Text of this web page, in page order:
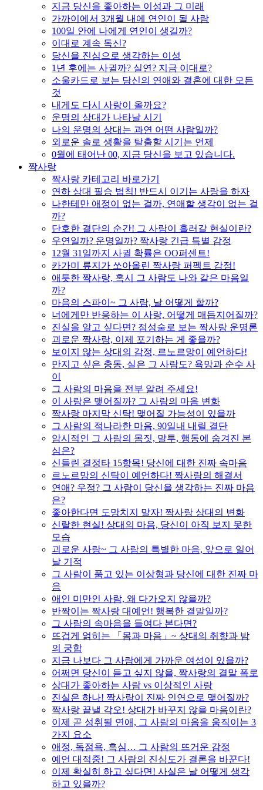
지금 당신을 좋아하는 이성과 그 미래
가까이에서 3개월 내에 연인이 될 사람
100일 안에 나에게 연인이 생길까?
이대로 계속 독신?
당신을 진심으로 생각하는 이성
1년 후에는 사귈까? 실연? 지금 이대로?
소울카드로 보는 당신의 연애와 결혼에 대한 모든
것
내게도 다시 사랑이 올까요?
운명의 상대가 나타날 시기
나의 운명의 상대는 과연 어떤 사람일까?
외로운 솔로 생활을 탈출할 시기는 언제
0월에 태어난 00, 지금 당신을 보고 있습니다.
짝사랑
짝사랑 카테고리 바로가기
연하 상대 필승 법칙! 반드시 이기는 사랑을 하자
나한테만 애정이 없는 걸까, 연애할 생각이 없는 걸
까?
단호한 결단의 순간! 그 사람이 흘러갈 현실이란?
우연일까? 운명일까? 짝사랑 긴급 특별 감정
12월 31일까지 사귈 확률은 OO퍼센트!
카가미 류지가 쏘아올린 짝사랑 퍼펙트 감정!
애틋한 짝사랑, 혹시 그 사람도 나와 같은 마음일
까?
마음의 스파이~ 그 사람, 날 어떻게 할까?
너에게만 반응하는 이 사랑, 어떻게 매듭지어질까?
진실을 알고 싶다면? 점성술로 보는 짝사랑 운명론
괴로운 짝사랑, 이제 포기하는 게 좋을까?
보이지 않는 상대의 감정, 르노르망이 예언하다!
만지고 싶은 충동, 실은 그 사람도? 욕망과 순수 사
이
그 사람의 마음을 전부 알려 주세요!
이 사랑은 맺어질까? 그 사람의 마음 변화
짝사랑 마지막 신탁! 맺어질 가능성이 있을까
그 사람의 적나라한 마음, 90일내 내릴 결단
암시적인 그 사람의 몸짓, 말투, 행동에 숨겨진 본
심은?
신들린 결정타 15항목! 당신에 대한 진짜 속마음
르노르망의 신탁이 예언하다! 짝사랑의 해결서
연애? 우정? 그 사람이 당신을 생각하는 진짜 마음
은?
좋아한다면 도망치지 말자! 짝사랑 상대의 변화
신랄한 현실! 상대의 마음, 당신이 아직 보지 못한
모습
괴로운 사랑~ 그 사람의 특별한 마음, 앞으로 일어
날 기적
그 사람이 품고 있는 이상형과 당신에 대한 진짜 마
음
애인 미만인 사람, 왜 다가오지 않을까?
반짝이는 짝사랑 대예언! 행복한 결말일까?
그 사람의 속마음을 들여다 본다면?
뜨겁게 얽히는 「몸과 마음」~ 상대의 취향과 밤
의 궁합
지금 나보다 그 사람에게 가까운 여성이 있을까?
어쩌면 당신이 듣고 싶지 않을, 짝사랑의 결말 폭로
상대가 좋아하는 사람 vs 이상적인 사랑
진실은 하나! 짝사랑이 진짜 인연으로 맺어질까?
짝사랑 끝낼 각오! 상대가 바꾸지 않을 마음이란?
이제 곧 성취될 연애, 그 사람의 마음을 움직이는 3
가지 요소
애정, 독점욕, 흑심… 그 사람의 뜨거운 감정
예언 대적중! 그 사람의 진심도가 결론을 바꾼다!
이제 확실히 하고 싶다면! 사실은 날 어떻게 생각
하고 있을까?